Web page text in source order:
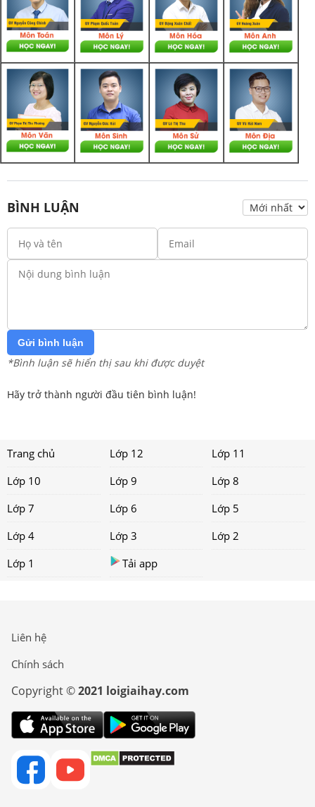
BÌNH LUẬN
Gửi bình luận
*Bình luận sẽ hiển thị sau khi được duyệt
Hãy trở thành người đầu tiên bình luận!
Trang chủ Lớp 12
Lớp 11
Lớp 10
Lớp 9
Lớp 8
Lớp 7
Lớp 6
Lớp 5
Lớp 4
Lớp 3
Lớp 2
Lớp 1
Tải app
Liên hệ
Chính sách
Copyright ©2021 loigiaihay.com